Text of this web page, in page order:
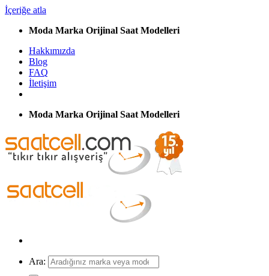
İçeriğe atla
Moda Marka Orijinal Saat Modelleri
Hakkımızda
Blog
FAQ
İletişim
Moda Marka Orijinal Saat Modelleri
Ara: